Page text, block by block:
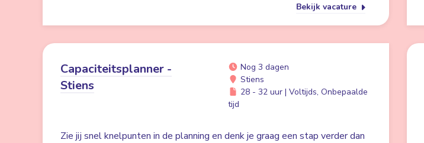
Bekijk vacature
Capaciteitsplanner -
Stiens
Nog 3 dagen
Stiens
28 - 32 uur | Voltijds, Onbepaalde
tijd
Zie jij snel knelpunten in de planning en denk je graag een stap verder dan